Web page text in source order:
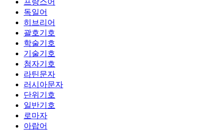
프랑스어
독일어
히브리어
괄호기호
학술기호
기술기호
첨자기호
라틴문자
러시아문자
단위기호
일반기호
로마자
아랍어